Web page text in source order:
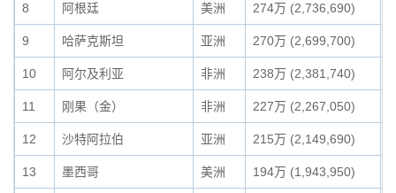
8 阿根廷 美洲 274万 (2,736,690)
9 哈萨克斯坦 亚洲 270万 (2,699,700)
10 阿尔及利亚 非洲 238万 (2,381,740)
11 刚果（金） 非洲 227万 (2,267,050)
12 沙特阿拉伯 亚洲 215万 (2,149,690)
13 墨西哥 美洲 194万 (1,943,950)